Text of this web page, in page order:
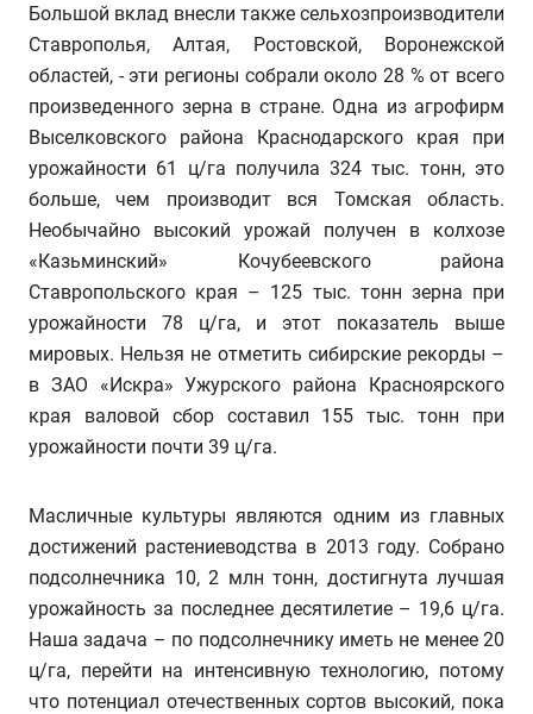
Большой вклад внесли также сельхозпроизводители
Ставрополья, Алтая, Ростовской, Воронежской
областей, - эти регионы собрали около 28 % от всего
произведенного зерна в стране. Одна из агрофирм
Выселковского района Краснодарского края при
урожайности 61 ц/га получила 324 тыс. тонн, это
больше, чем производит вся Томская область.
Необычайно высокий урожай получен в колхозе
«Казьминский» Кочубеевского района
Ставропольского края – 125 тыс. тонн зерна при
урожайности 78 ц/га, и этот показатель выше
мировых. Нельзя не отметить сибирские рекорды –
в ЗАО «Искра» Ужурского района Красноярского
края валовой сбор составил 155 тыс. тонн при
урожайности почти 39 ц/га.
Масличные культуры являются одним из главных
достижений растениеводства в 2013 году. Собрано
подсолнечника 10, 2 млн тонн, достигнута лучшая
урожайность за последнее десятилетие – 19,6 ц/га.
Наша задача – по подсолнечнику иметь не менее 20
ц/га, перейти на интенсивную технологию, потому
что потенциал отечественных сортов высокий, пока